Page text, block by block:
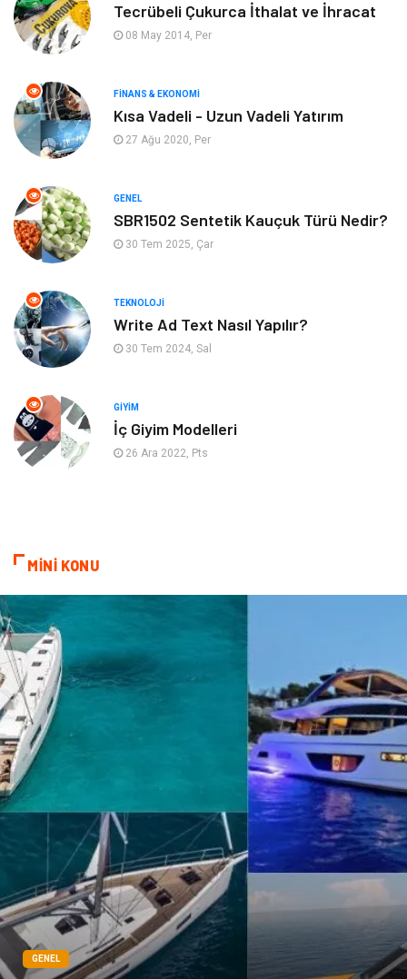
Emlak
Mobilya
Eğitim Kurumları Tatil
Aksesuar Eğlence
Güzellik
Maden ve Metal
Bahçe Ev
Nakliyat
Endüstriyel Ürünler
Dernekler ve Birlikler
Bebek Giyim
Markalar Kültür
Periyodik Kontrol Spor Malzemeleri
İthalat İhracat Kiralama Servisleri
Alüminyum Restaurant
Tecrübeli Çukurca İthalat ve İhracat
08 May 2014, Per
FINANS & EKONOMI
Kısa Vadeli - Uzun Vadeli Yatırım
27 Ağu 2020, Per
GENEL
SBR1502 Sentetik Kauçuk Türü Nedir?
30 Tem 2025, Çar
TEKNOLOJI
Write Ad Text Nasıl Yapılır?
30 Tem 2024, Sal
GIYIM
İç Giyim Modelleri
26 Ara 2022, Pts
MİNİ KONU
GENEL